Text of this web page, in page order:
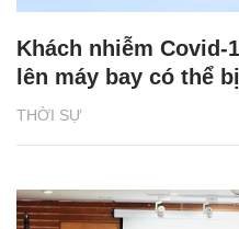
THỜI SỰ
Khách nhiễm Covid-
lên máy bay có thể